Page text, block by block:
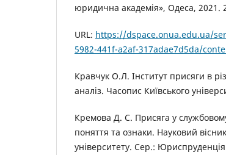
юридична академія», Одеса, 2021.
URL: https://dspace.onua.edu.ua/
5982-441f-a2af-317adae7d5da/
Кравчук О.Л. Інститут присяги в
аналіз. Часопис Київського
Кремова Д. С. Присяга у
поняття та ознаки. Науковий
університету. Сер.: